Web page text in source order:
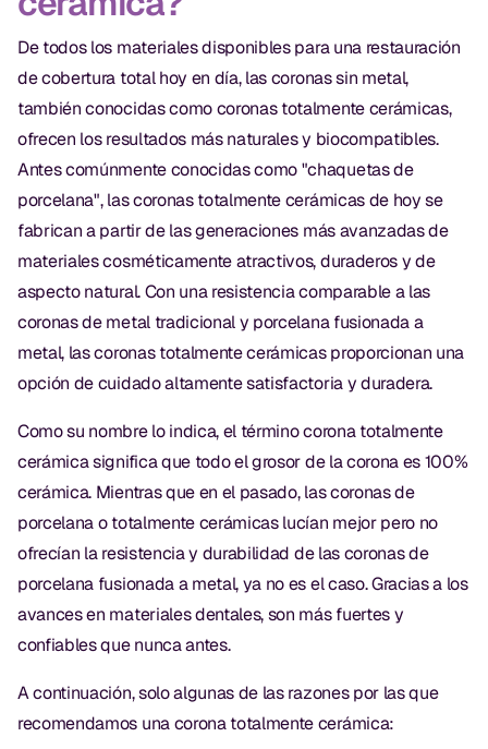
De todos los materiales disponibles para una restauración
de cobertura total hoy en día, las coronas sin metal,
también conocidas como coronas totalmente cerámicas,
ofrecen los resultados más naturales y biocompatibles.
Antes comúnmente conocidas como "chaquetas de
porcelana", las coronas totalmente cerámicas de hoy se
fabrican a partir de las generaciones más avanzadas de
materiales cosméticamente atractivos, duraderos y de
aspecto natural. Con una resistencia comparable a las
coronas de metal tradicional y porcelana fusionada a
metal, las coronas totalmente cerámicas proporcionan una
opción de cuidado altamente satisfactoria y duradera.
Como su nombre lo indica, el término corona totalmente
cerámica significa que todo el grosor de la corona es 100%
cerámica. Mientras que en el pasado, las coronas de
porcelana o totalmente cerámicas lucían mejor pero no
ofrecían la resistencia y durabilidad de las coronas de
porcelana fusionada a metal, ya no es el caso. Gracias a los
avances en materiales dentales, son más fuertes y
confiables que nunca antes.
A continuación, solo algunas de las razones por las que
recomendamos una corona totalmente cerámica: